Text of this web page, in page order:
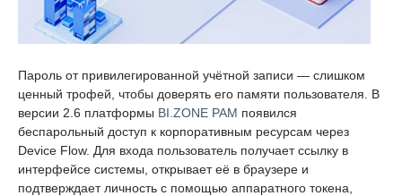
Пароль от привилегированной учётной записи — слишком
ценный трофей, чтобы доверять его памяти пользователя. В
версии 2.6 платформы BI.ZONE PAM появился
беспарольный доступ к корпоративным ресурсам через
Device Flow. Для входа пользователь получает ссылку в
интерфейсе системы, открывает её в браузере и
подтверждает личность с помощью аппаратного токена,